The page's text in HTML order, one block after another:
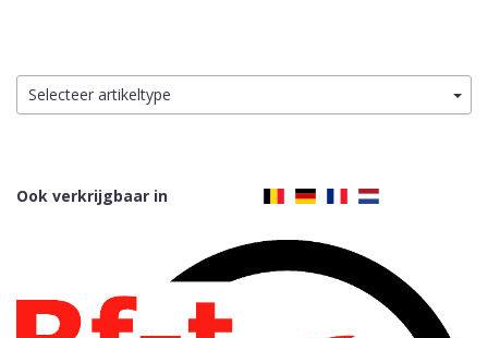
Selecteer artikeltype
Ook verkrijgbaar in